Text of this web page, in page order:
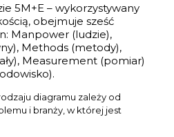
5M+E – wykorzystywany
obejmuje sześć
Manpower (ludzie),
Methods (metody),
Measurement (pomiar)
diagramu zależy od
i branży, w której jest